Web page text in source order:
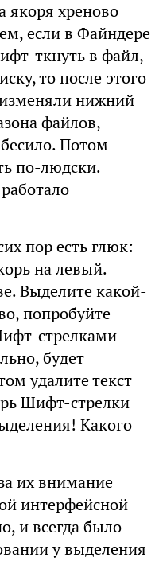
якоря хреново
если в Файндере
ткнуть в файл,
то после этого
нижний
файлов,
Потом
по-людски.
пор есть глюк:
на левый.
Выделите какой-
попробуйте
стрелками —
будет
удалите текст
Шифт-стрелки
Какого
их внимание
интерфейсной
и всегда было
у выделения